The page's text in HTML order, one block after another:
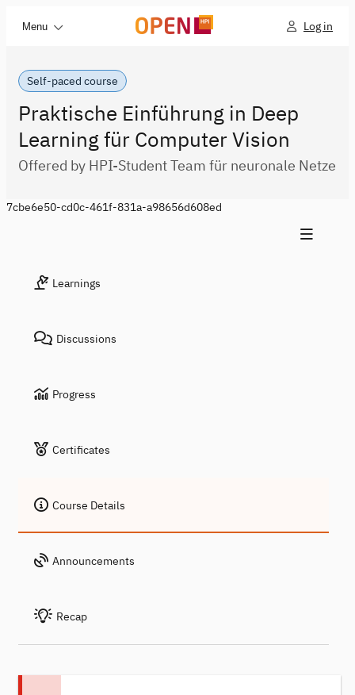
Menu Log in
Self-paced course
Praktische Einführung in Deep
Learning für Computer Vision
Offered by HPI-Student Team für neuronale Netze
7cbe6e50-cd0c-461f-831a-a98656d608ed
Learnings
Discussions
Progress
Certificates
Course Details
Announcements
Recap